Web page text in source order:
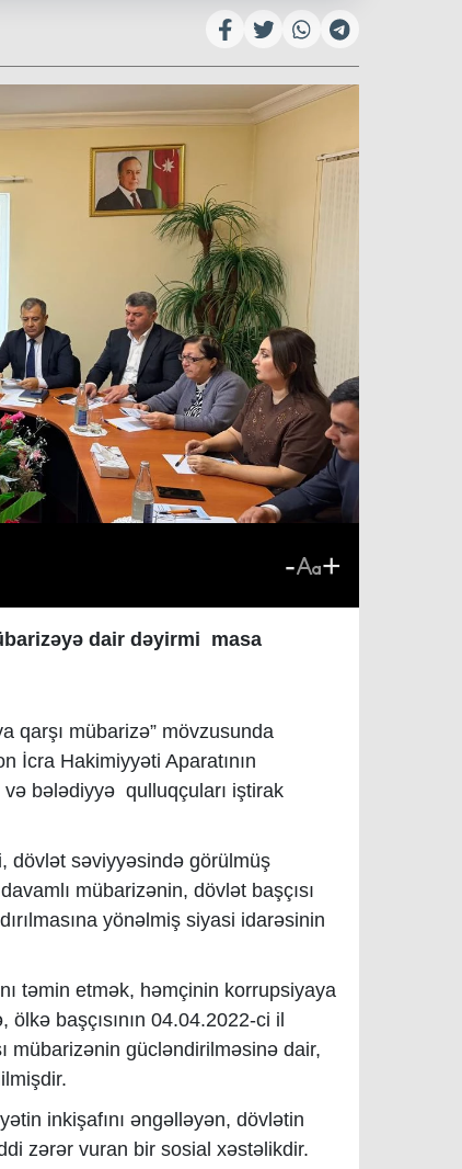
- +
dair dəyirmi masa
qarşı mübarizə” mövzusunda
İcra Hakimiyyəti Aparatının
bələdiyyə qulluqçuları iştirak
dövlət səviyyəsində görülmüş
mübarizənin, dövlət başçısı
yönəlmiş siyasi idarəsinin
təmin etmək, həmçinin korrupsiyaya
ölkə başçısının 04.04.2022-ci il
mübarizənin gücləndirilməsinə dair,
inkişafını əngəlləyən, dövlətin
zərər vuran bir sosial xəstəlikdir.